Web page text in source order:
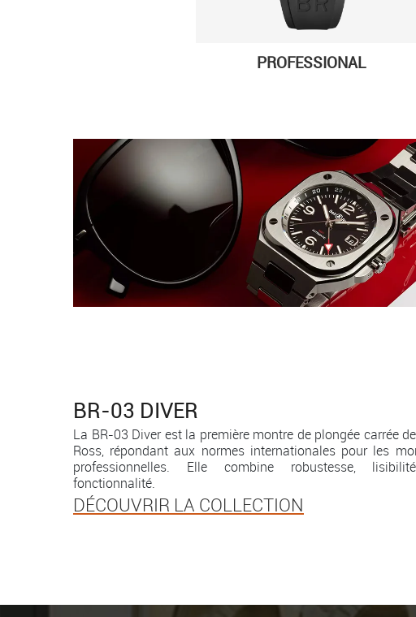
PROFESSIONAL
BR-03 DIVER
La BR-03 Diver est la première montre de plongée carrée
Ross, répondant aux normes internationales pour les
professionnelles. Elle combine robustesse,
fonctionnalité.
DÉCOUVRIR LA COLLECTION